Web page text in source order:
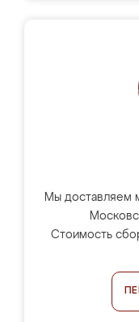
Мы доставляем
Стоимость